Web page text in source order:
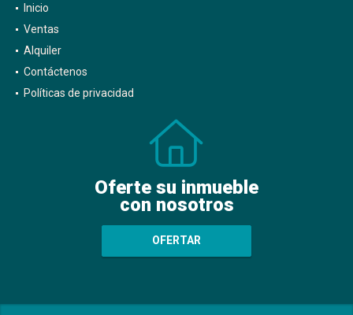
Inicio
Ventas
Alquiler
Contáctenos
Políticas de privacidad
Oferte su inmueble
con nosotros
OFERTAR